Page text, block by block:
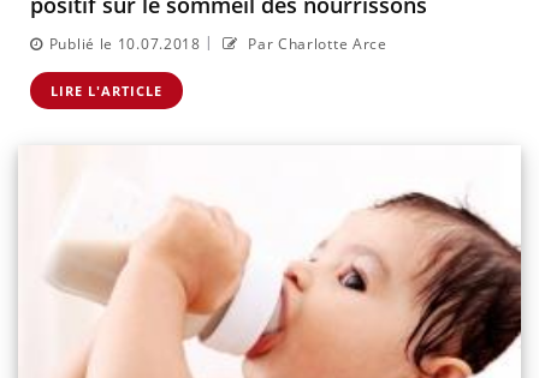
Publié le 10.07.2018 | Par Charlotte Arce
LIRE L'ARTICLE